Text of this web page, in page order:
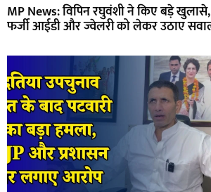
MP News: विपिन रघुवंशी ने किए बड़े खुलासे,
फर्जी आईडी और ज्वेलरी को लेकर उठाए